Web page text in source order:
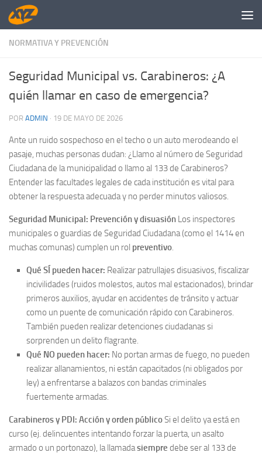
Saltar al contenido
NORMATIVA Y PREVENCIÓN
Seguridad Municipal vs. Carabineros: ¿A
quién llamar en caso de emergencia?
POR ADMIN · 19 DE MAYO DE 2026
Ante un ruido sospechoso en el techo o un auto merodeando el
pasaje, muchas personas dudan: ¿Llamo al número de Seguridad
Ciudadana de la municipalidad o llamo al 133 de Carabineros?
Entender las facultades legales de cada institución es vital para
obtener la respuesta adecuada y no perder minutos valiosos.
Seguridad Municipal: Prevención y disuasión Los inspectores
municipales o guardias de Seguridad Ciudadana (como el 1414 en
muchas comunas) cumplen un rol preventivo.
Qué SÍ pueden hacer: Realizar patrullajes disuasivos, fiscalizar
incivilidades (ruidos molestos, autos mal estacionados), brindar
primeros auxilios, ayudar en accidentes de tránsito y actuar
como un puente de comunicación rápido con Carabineros.
También pueden realizar detenciones ciudadanas si
sorprenden un delito flagrante.
Qué NO pueden hacer: No portan armas de fuego, no pueden
realizar allanamientos, ni están capacitados (ni obligados por
ley) a enfrentarse a balazos con bandas criminales
fuertemente armadas.
Carabineros y PDI: Acción y orden públicoSi el delito ya está en
curso (ej. delincuentes intentando forzar la puerta, un asalto
armado o un portonazo), la llamadasiempre debe ser al 133 de